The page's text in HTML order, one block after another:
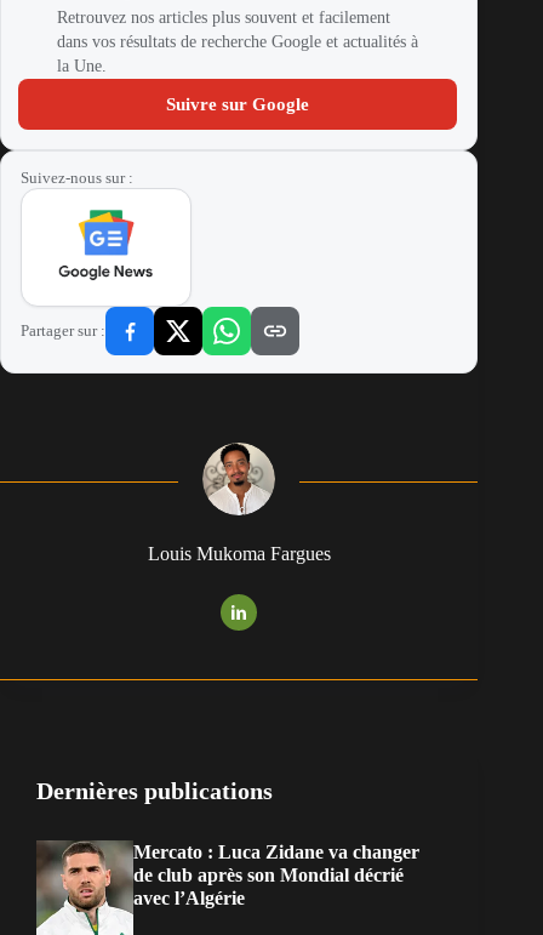
Retrouvez nos articles plus souvent et facilement
dans vos résultats de recherche Google et actualités à
la Une.
Suivre sur Google
Suivez-nous sur :
Partager sur :
Louis Mukoma Fargues
Dernières publications
Mercato : Luca Zidane va changer
de club après son Mondial décrié
avec l’Algérie